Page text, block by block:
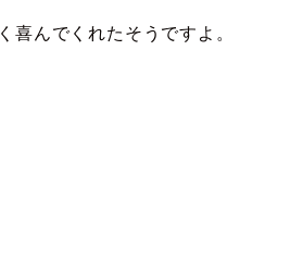
喜んでくれたそうですよ。